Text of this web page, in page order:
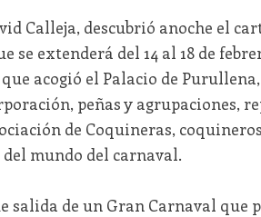
Calleja, descubrió anoche el
se extenderá del 14 al 18 de
acogió el Palacio de
peñas y agrupaciones,
de Coquineras,
mundo del carnaval.
salida de un Gran Carnaval que